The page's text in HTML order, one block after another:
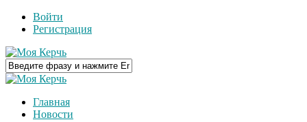
Войти
Регистрация
Главная
Новости